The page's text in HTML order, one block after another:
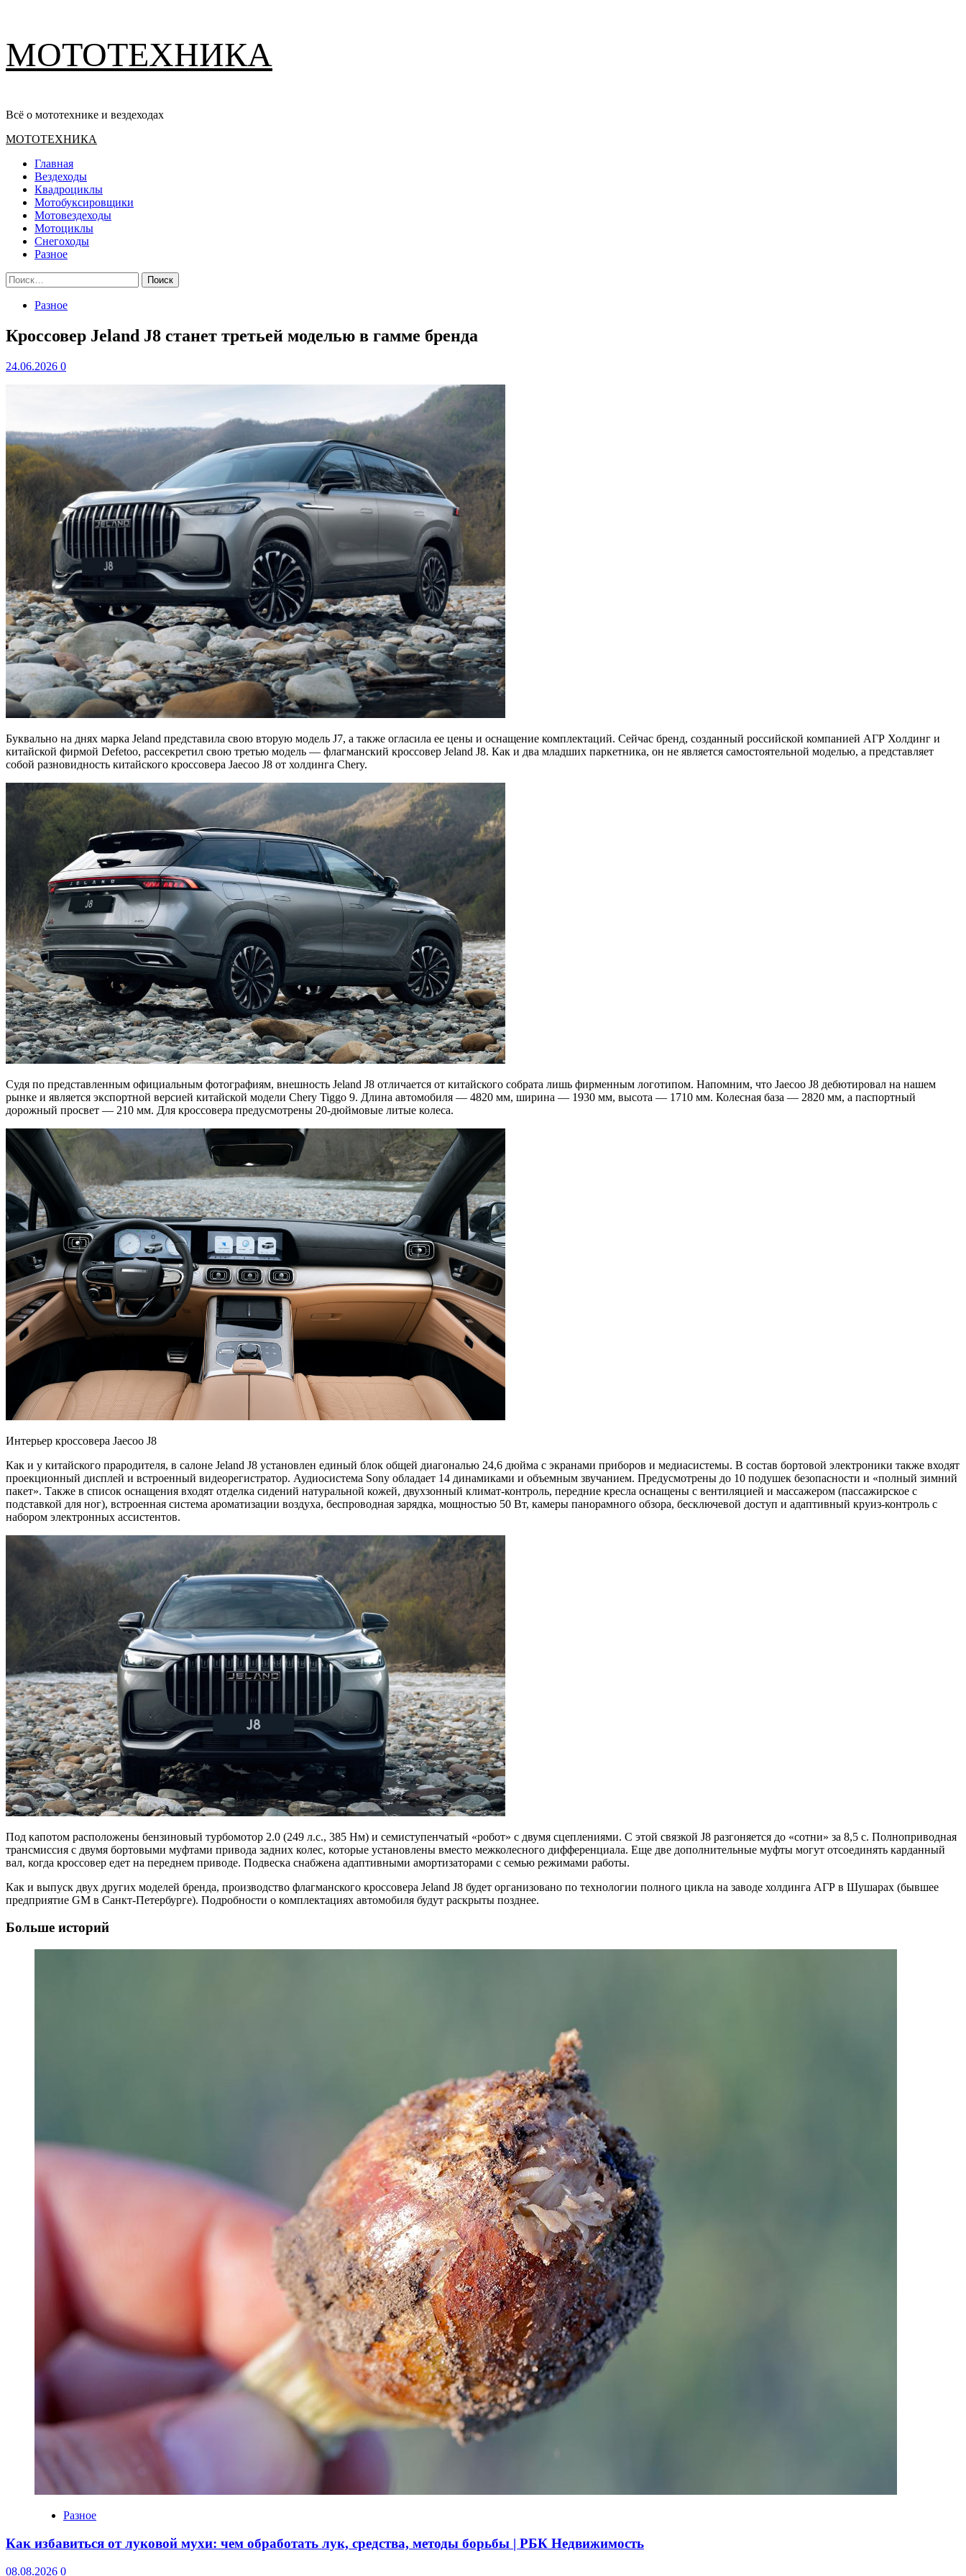
содержимому
МОТОТЕХНИКА
Всё о мототехнике и вездеходах
Основное
МОТОТЕХНИКА
Главная
Вездеходы
Квадроциклы
Мотобуксировщики
Мотовездеходы
Мотоциклы
Снегоходы
Разное
Найти:
Разное
Кроссовер Jeland J8 станет третьей моделью в гамме бренда
24.06.2026 0
Буквально на днях марка Jeland представила свою вторую модель J7, а также огласила ее цены и оснащение комплектаций. Сейчас бренд, созданный российской компанией АГР Холдинг и
китайской фирмой Defetoo, рассекретил свою третью модель — флагманский кроссовер Jeland J8. Как и два младших паркетника, он не является самостоятельной моделью, а представляет
собой разновидность китайского кроссовера Jaecoo J8 от холдинга Chery.
Судя по представленным официальным фотографиям, внешность Jeland J8 отличается от китайского собрата лишь фирменным логотипом. Напомним, что Jaecoo J8 дебютировал на нашем
рынке и является экспортной версией китайской модели Chery Tiggo 9. Длина автомобиля — 4820 мм, ширина — 1930 мм, высота — 1710 мм. Колесная база — 2820 мм, а паспортный
дорожный просвет — 210 мм. Для кроссовера предусмотрены 20-дюймовые литые колеса.
Интерьер кроссовера Jaecoo J8
Как и у китайского прародителя, в салоне Jeland J8 установлен единый блок общей диагональю 24,6 дюйма с экранами приборов и медиасистемы. В состав бортовой электроники также входят
проекционный дисплей и встроенный видеорегистратор. Аудиосистема Sony обладает 14 динамиками и объемным звучанием. Предусмотрены до 10 подушек безопасности и «полный зимний
пакет». Также в список оснащения входят отделка сидений натуральной кожей, двухзонный климат-контроль, передние кресла оснащены с вентиляцией и массажером (пассажирское с
подставкой для ног), встроенная система ароматизации воздуха, беспроводная зарядка, мощностью 50 Вт, камеры панорамного обзора, бесключевой доступ и адаптивный круиз-контроль с
набором электронных ассистентов.
Под капотом расположены бензиновый турбомотор 2.0 (249 л.с., 385 Нм) и семиступенчатый «робот» с двумя сцеплениями. С этой связкой J8 разгоняется до «сотни» за 8,5 с. Полноприводная
трансмиссия с двумя бортовыми муфтами привода задних колес, которые установлены вместо межколесного дифференциала. Еще две дополнительные муфты могут отсоединять карданный
вал, когда кроссовер едет на переднем приводе. Подвеска снабжена адаптивными амортизаторами с семью режимами работы.
Как и выпуск двух других моделей бренда, производство флагманского кроссовера Jeland J8 будет организовано по технологии полного цикла на заводе холдинга АГР в Шушарах (бывшее
предприятие GM в Санкт-Петербурге). Подробности о комплектациях автомобиля будут раскрыты позднее.
Больше историй
Разное
Как избавиться от луковой мухи: чем обработать лук, средства, методы борьбы | РБК Недвижимость
08.08.2026 0